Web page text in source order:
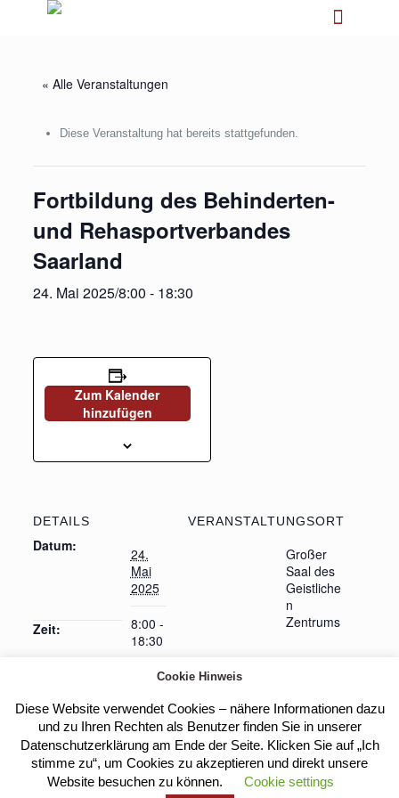
« Alle Veranstaltungen
Diese Veranstaltung hat bereits stattgefunden.
Fortbildung des Behinderten-
und Rehasportverbandes
Saarland
24. Mai 2025/8:00 - 18:30
Zum Kalender
hinzufügen
DETAILS
Datum:
24.
Mai
2025
Zeit:
8:00 -
18:30
VERANSTALTUNGSORT
Großer
Saal des
Geistliche
n
Zentrums
Heilige Messe Heilige Messe
Cookie Hinweis
Diese Website verwendet Cookies – nähere Informationen dazu
und zu Ihren Rechten als Benutzer finden Sie in unserer
Datenschutzerklärung am Ende der Seite. Klicken Sie auf „Ich
stimme zu“, um Cookies zu akzeptieren und direkt unsere
Website besuchen zu können.
Cookie settings